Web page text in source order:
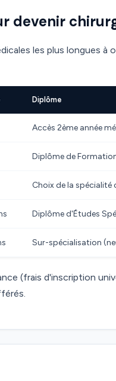
devenir
les plus longues à
Diplôme
Accès 2ème année
Diplôme de
Choix de la spécialité
Diplôme d'Études
Sur-spécialisation
(frais d'inscription